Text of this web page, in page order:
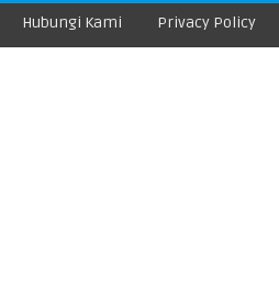
Hubungi Kami Privacy Policy